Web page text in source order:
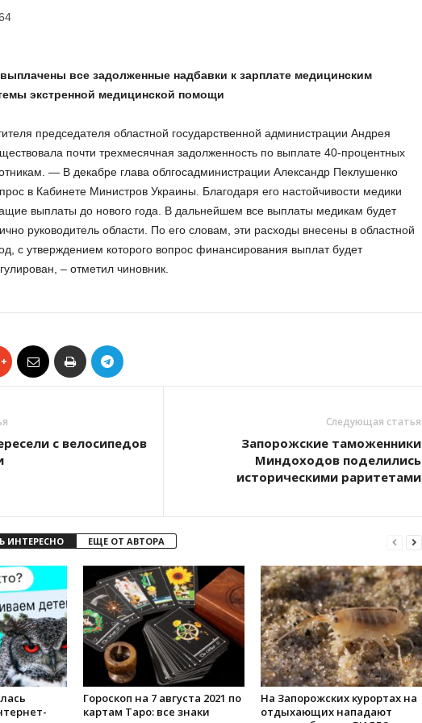
выплачены все задолженные надбавки к зарплате медицинским
экстренной медицинской помощи
председателя областной государственной администрации Андрея
почти трехмесячная задолженность по выплате 40-процентных
— В декабре глава облгосадминистрации Александр Пеклушенко
в Кабинете Министров Украины. Благодаря его настойчивости медики
выплаты до нового года. В дальнейшем все выплаты медикам будет
руководитель области. По его словам, эти расходы внесены в областной
с утверждением которого вопрос финансирования выплат будет
– отметил чиновник.
с велосипедов
Следующая статья
Запорожские таможенники
Миндоходов поделились
историческими раритетами
ИНТЕРЕСНО ЕЩЕ ОТ АВТОРА
Гороскоп на 7 августа 2021 по
картам Таро: все знаки
На Запорожских курортах на
отдыхающих нападают